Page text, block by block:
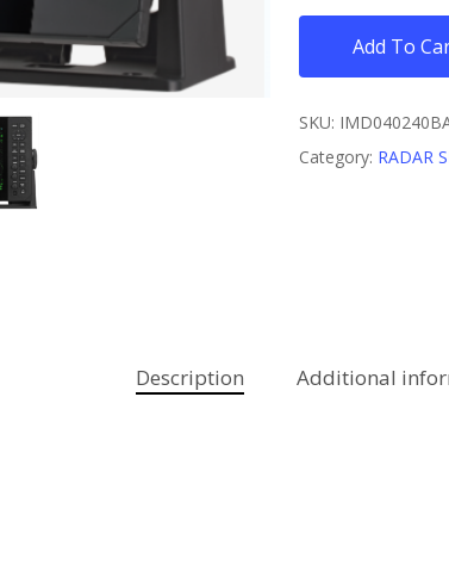
Add To
SKU:
Category: RADAR
Description Additional